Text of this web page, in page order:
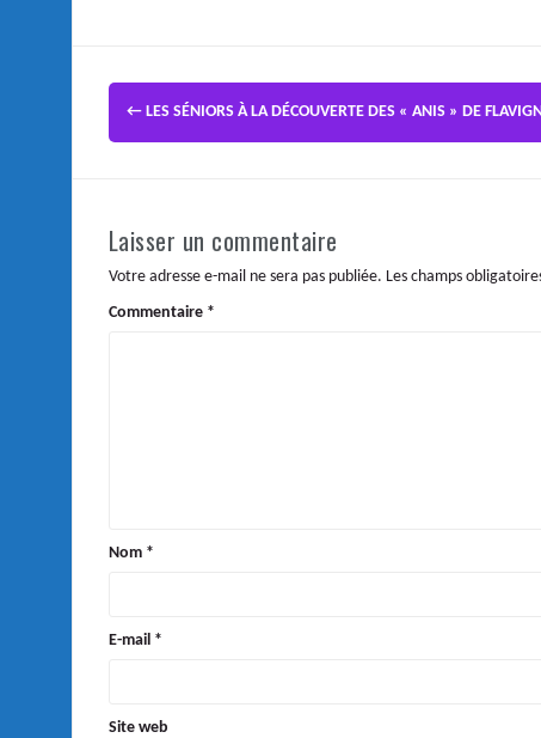
←LES SÉNIORS À LA DÉCOUVERTE DES « ANIS » DE
Laisser un commentaire
Votre adresse e-mail ne sera pas publiée. Les champs
Commentaire *
Nom *
E-mail *
Site web